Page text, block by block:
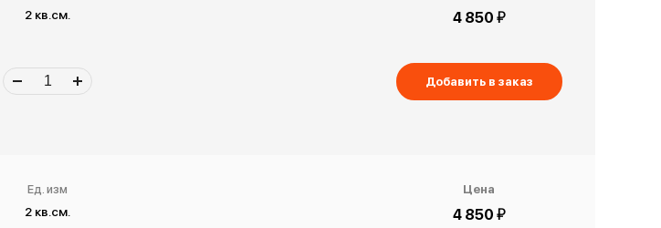
2 кв.см. 4 850 й
Добавить в заказ
Ед. изм
2 кв.см.
Цена
4 850 й